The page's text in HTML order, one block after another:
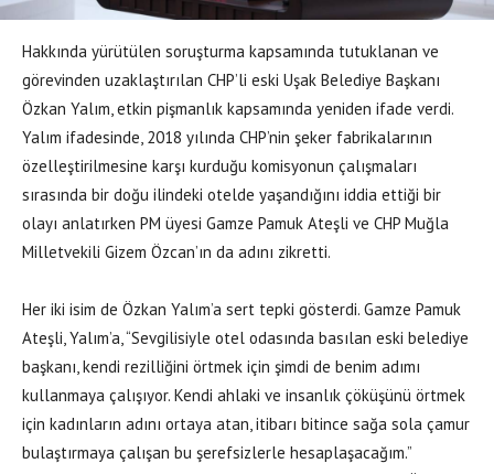
Hakkında yürütülen soruşturma kapsamında tutuklanan ve
görevinden uzaklaştırılan CHP’li eski Uşak Belediye Başkanı
Özkan Yalım, etkin pişmanlık kapsamında yeniden ifade verdi.
Yalım ifadesinde, 2018 yılında CHP’nin şeker fabrikalarının
özelleştirilmesine karşı kurduğu komisyonun çalışmaları
sırasında bir doğu ilindeki otelde yaşandığını iddia ettiği bir
olayı anlatırken PM üyesi Gamze Pamuk Ateşli ve CHP Muğla
Milletvekili Gizem Özcan’ın da adını zikretti.
Her iki isim de Özkan Yalım’a sert tepki gösterdi. Gamze Pamuk
Ateşli, Yalım’a, “Sevgilisiyle otel odasında basılan eski belediye
başkanı, kendi rezilliğini örtmek için şimdi de benim adımı
kullanmaya çalışıyor. Kendi ahlaki ve insanlık çöküşünü örtmek
için kadınların adını ortaya atan, itibarı bitince sağa sola çamur
bulaştırmaya çalışan bu şerefsizlerle hesaplaşacağım.”